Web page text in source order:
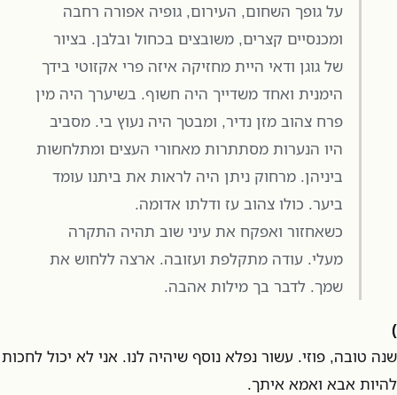
על גופך השחום, העירום, גופיה אפורה רחבה
ומכנסיים קצרים, משובצים בכחול ובלבן. בציור
של גוגן ודאי היית מחזיקה איזה פרי אקזוטי בידך
הימנית ואחד משדייך היה חשוף. בשיערך היה מין
פרח צהוב מזן נדיר, ומבטך היה נעוץ בי. מסביב
היו הנערות מסתתרות מאחורי העצים ומתלחשות
ביניהן. מרחוק ניתן היה לראות את ביתנו עומד
ביער. כולו צהוב עז ודלתו אדומה.
כשאחזור ואפקח את עיני שוב תהיה התקרה
מעלי. עודה מתקלפת ועזובה. ארצה ללחוש את
שמך. לדבר בך מילות אהבה.
)
שנה טובה, פוזי. עשור נפלא נוסף שיהיה לנו. אני לא יכול לחכות
להיות אבא ואמא איתך.